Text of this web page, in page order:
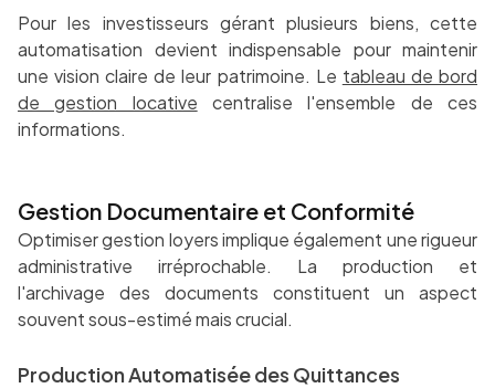
Pour les investisseurs gérant plusieurs biens, cette
automatisation devient indispensable pour maintenir
une vision claire de leur patrimoine. Le tableau de bord
de gestion locative centralise l'ensemble de ces
informations.
Gestion Documentaire et Conformité
Optimiser gestion loyers implique également une rigueur
administrative irréprochable. La production et
l'archivage des documents constituent un aspect
souvent sous-estimé mais crucial.
Production Automatisée des Quittances